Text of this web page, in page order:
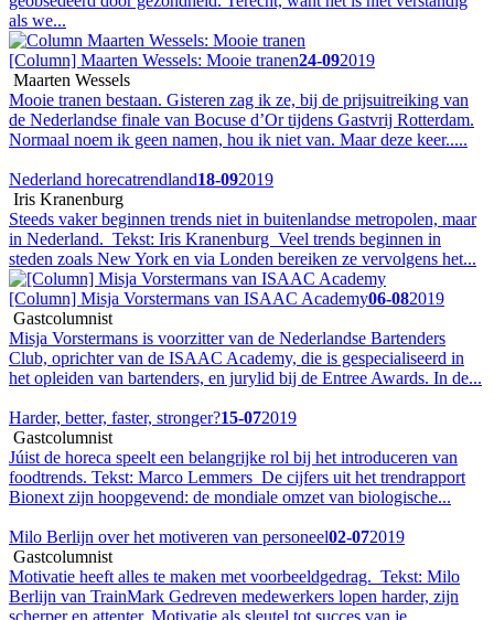
als we...
[Column] Maarten Wessels: Mooie tranen24-092019
Maarten Wessels
Mooie tranen bestaan. Gisteren zag ik ze, bij de prijsuitreiking van
de Nederlandse finale van Bocuse d’Or tijdens Gastvrij Rotterdam.
Normaal noem ik geen namen, hou ik niet van. Maar deze keer.....
Nederland horecatrendland18-092019
Iris Kranenburg
Steeds vaker beginnen trends niet in buitenlandse metropolen, maar
in Nederland. Tekst: Iris Kranenburg Veel trends beginnen in
steden zoals New York en via Londen bereiken ze vervolgens het...
[Column] Misja Vorstermans van ISAAC Academy06-082019
Gastcolumnist
Misja Vorstermans is voorzitter van de Nederlandse Bartenders
Club, oprichter van de ISAAC Academy, die is gespecialiseerd in
het opleiden van bartenders, en jurylid bij de Entree Awards. In de...
Harder, better, faster, stronger?15-072019
Gastcolumnist
Júist de horeca speelt een belangrijke rol bij het introduceren van
foodtrends. Tekst: Marco Lemmers De cijfers uit het trendrapport
Bionext zijn hoopgevend: de mondiale omzet van biologische...
Milo Berlijn over het motiveren van personeel02-072019
Gastcolumnist
Motivatie heeft alles te maken met voorbeeldgedrag. Tekst: Milo
Berlijn van TrainMark Gedreven medewerkers lopen harder, zijn
scherper en attenter. Motivatie als sleutel tot succes van je